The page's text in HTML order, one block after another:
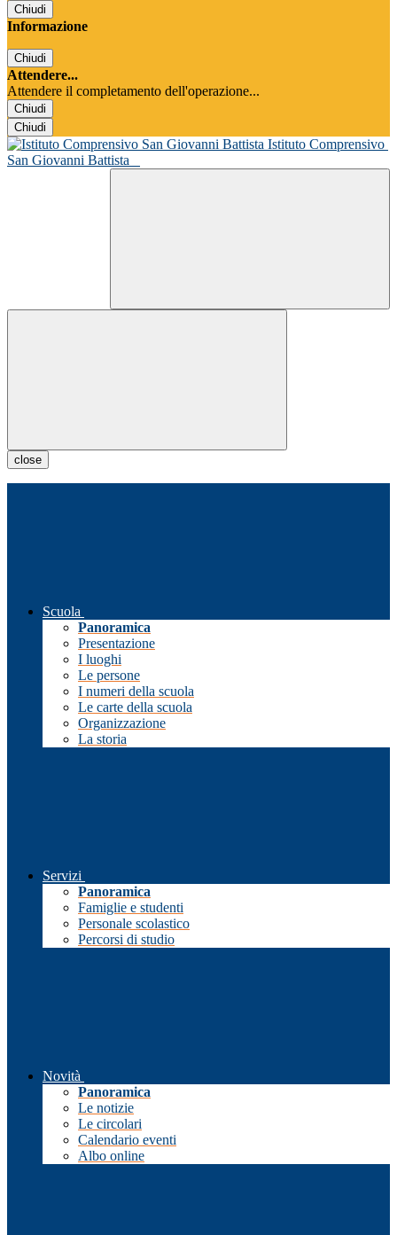
Chiudi
Informazione
Chiudi
Attendere...
Attendere il completamento dell'operazione...
Chiudi
Chiudi
Istituto Comprensivo
San Giovanni Battista
close
Scuola
Panoramica
Presentazione
I luoghi
Le persone
I numeri della scuola
Le carte della scuola
Organizzazione
La storia
Servizi
Panoramica
Famiglie e studenti
Personale scolastico
Percorsi di studio
Novità
Panoramica
Le notizie
Le circolari
Calendario eventi
Albo online